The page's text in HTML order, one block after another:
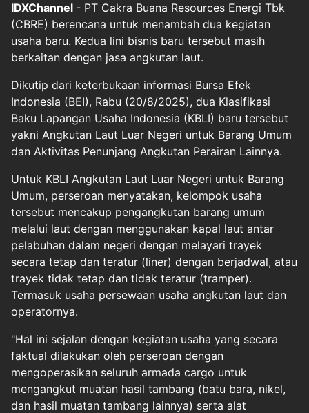
IDXChannel - PT Cakra Buana Resources Energi Tbk
(CBRE) berencana untuk menambah dua kegiatan
usaha baru. Kedua lini bisnis baru tersebut masih
berkaitan dengan jasa angkutan laut.
Dikutip dari keterbukaan informasi Bursa Efek
Indonesia (BEI), Rabu (20/8/2025), dua Klasifikasi
Baku Lapangan Usaha Indonesia (KBLI) baru tersebut
yakni Angkutan Laut Luar Negeri untuk Barang Umum
dan Aktivitas Penunjang Angkutan Perairan Lainnya.
Untuk KBLI Angkutan Laut Luar Negeri untuk Barang
Umum, perseroan menyatakan, kelompok usaha
tersebut mencakup pengangkutan barang umum
melalui laut dengan menggunakan kapal laut antar
pelabuhan dalam negeri dengan melayari trayek
secara tetap dan teratur (liner) dengan berjadwal, atau
trayek tidak tetap dan tidak teratur (tramper).
Termasuk usaha persewaan usaha angkutan laut dan
operatornya.
"Hal ini sejalan dengan kegiatan usaha yang secara
faktual dilakukan oleh perseroan dengan
mengoperasikan seluruh armada cargo untuk
mengangkut muatan hasil tambang (batu bara, nikel,
dan hasil muatan tambang lainnya) serta alat